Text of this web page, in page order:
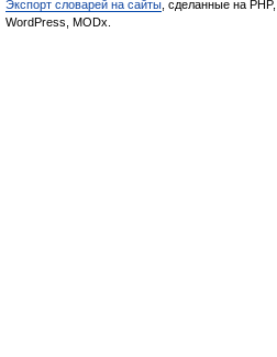
Экспорт словарей на сайты , сделанные на PHP,
WordPress, MODx.